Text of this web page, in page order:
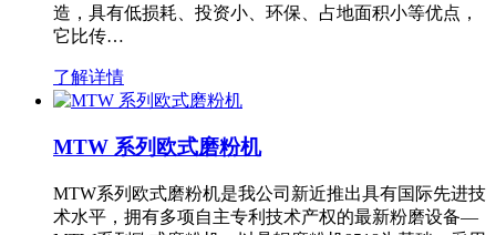
造，具有低损耗、投资小、环保、占地面积小等优点，
它比传…
了解详情
MTW 系列欧式磨粉机
MTW系列欧式磨粉机是我公司新近推出具有国际先进技
术水平，拥有多项自主专利技术产权的最新粉磨设备—